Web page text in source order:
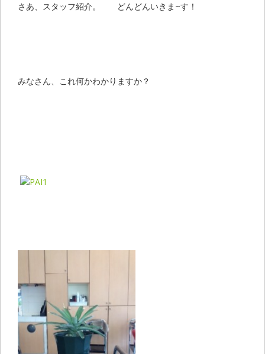
さあ、スタッフ紹介。 どんどんいきま~す！
みなさん、これ何かわかりますか？